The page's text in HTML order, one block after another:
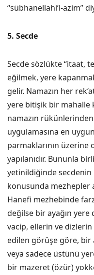
“sübhanellahi’l-azim”
5. Secde
Secde sözlükte “itaat,
eğilmek, yere
gelir. Namazın her
yere bitişik bir mahalle
namazın
uygulamasına en
parmaklarının
yapılanıdır. Bununla
yetinildiğinde secdenin
konusunda mezhepler
Hanefi mezhebinde
değilse bir ayağın yere
vacip, ellerin ve
edilen görüşe göre, bir
veya sadece üstünü
bir mazeret (özür)